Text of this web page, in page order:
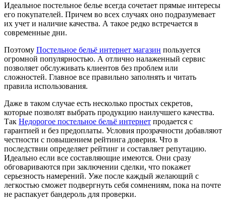
Идеальное постельное белье всегда сочетает прямые интересы
его покупателей. Причем во всех случаях оно подразумевает
их учет и наличие качества. А такое редко встречается в
современные дни.
Поэтому Постельное бельё интернет магазин пользуется
огромной популярностью. А отлично налаженный сервис
позволяет обслуживать клиентов без проблем или
сложностей. Главное все правильно заполнять и читать
правила использования.
Даже в таком случае есть несколько простых секретов,
которые позволят выбрать продукцию наилучшего качества.
Так Недорогое постельное бельё интернет продается с
гарантией и без предоплаты. Условия прозрачности добавляют
честности с повышением рейтинга доверия. Что в
последствии определяет рейтинг и составляет репутацию.
Идеально если все составляющие имеются. Они сразу
обговариваются при заключении сделки, что покажет
серьезность намерений. Уже после каждый желающий с
легкостью сможет подвергнуть себя сомнениям, пока на почте
не распакует бандероль для проверки.